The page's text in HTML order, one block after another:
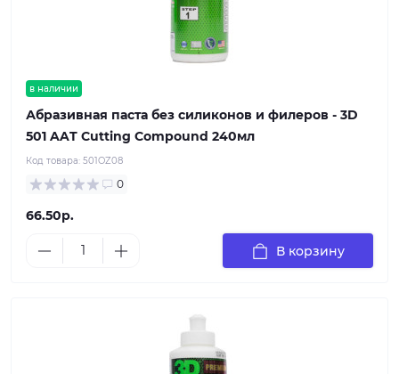
в наличии
Абразивная паста без силиконов и филеров - 3D
501 AAT Cutting Compound 240мл
Код товара: 501OZ08
0
66.50р.
В корзину